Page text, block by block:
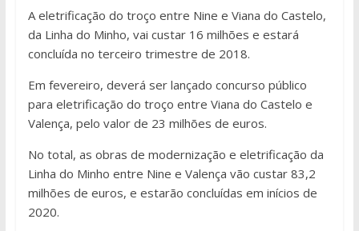
A eletrificação do troço entre Nine e Viana do Castelo,
da Linha do Minho, vai custar 16 milhões e estará
concluída no terceiro trimestre de 2018.
Em fevereiro, deverá ser lançado concurso público
para eletrificação do troço entre Viana do Castelo e
Valença, pelo valor de 23 milhões de euros.
No total, as obras de modernização e eletrificação da
Linha do Minho entre Nine e Valença vão custar 83,2
milhões de euros, e estarão concluídas em inícios de
2020.